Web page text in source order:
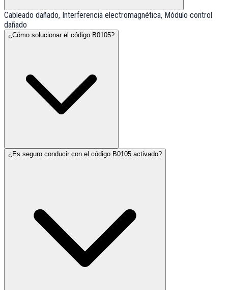
Cableado dañado, Interferencia electromagnética, Módulo control
dañado
¿Cómo solucionar el código B0105?
¿Es seguro conducir con el código B0105 activado?